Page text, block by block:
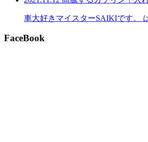
車大好きマイスターSAIKIです。
FaceBook